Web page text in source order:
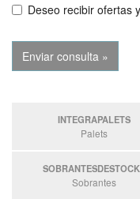
Deseo recibir ofertas
INTEGRAPALETS
Palets
Sobrantes